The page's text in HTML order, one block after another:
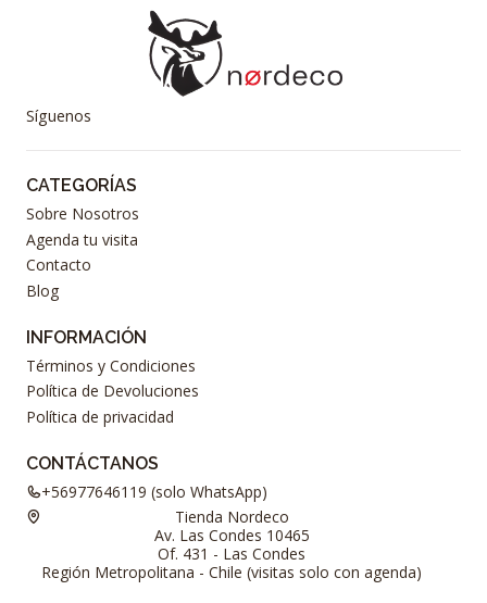
Síguenos
CATEGORÍAS
Sobre Nosotros
Agenda tu visita
Contacto
Blog
INFORMACIÓN
Términos y Condiciones
Política de Devoluciones
Política de privacidad
CONTÁCTANOS
+56977646119 (solo WhatsApp)
Tienda Nordeco
Av. Las Condes 10465
Of. 431 - Las Condes
Región Metropolitana - Chile (visitas solo con agenda)